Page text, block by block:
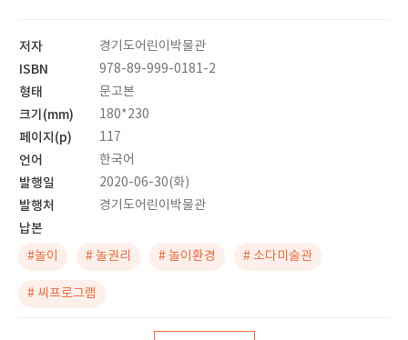
저자 경기도어린이박물관
ISBN 978-89-999-0181-2
형태 문고본
크기(mm) 180*230
페이지(p) 117
언어 한국어
발행일 2020-06-30(화)
발행처 경기도어린이박물관
납본
#놀이 # 놀권리 # 놀이환경 # 소다미술관
# 씨프로그램